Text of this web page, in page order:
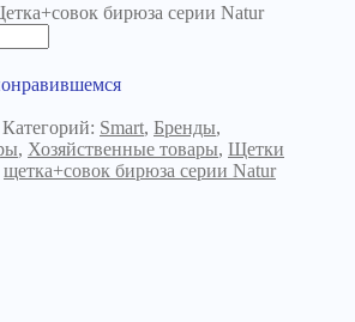
бирюза серии Natur
Категорий: Smart, Бренды,
, Хозяйственные товары, Щетки
щетка+совок бирюза серии Natur